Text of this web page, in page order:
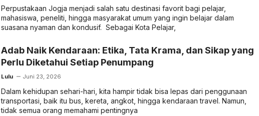
Perpustakaan Jogja menjadi salah satu destinasi favorit bagi pelajar,
mahasiswa, peneliti, hingga masyarakat umum yang ingin belajar dalam
suasana nyaman dan kondusif. Sebagai Kota Pelajar,
Adab Naik Kendaraan: Etika, Tata Krama, dan Sikap yang
Perlu Diketahui Setiap Penumpang
Lulu Juni 23, 2026
Dalam kehidupan sehari-hari, kita hampir tidak bisa lepas dari penggunaan
transportasi, baik itu bus, kereta, angkot, hingga kendaraan travel. Namun,
tidak semua orang memahami pentingnya